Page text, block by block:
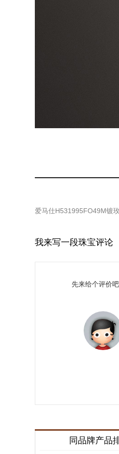
爱马仕H531995FO49M镀
我来写一段珠宝评论
先来给个评价吧
同品牌产品